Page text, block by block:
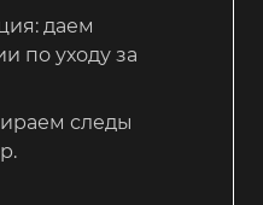
даем
по уходу за
следы